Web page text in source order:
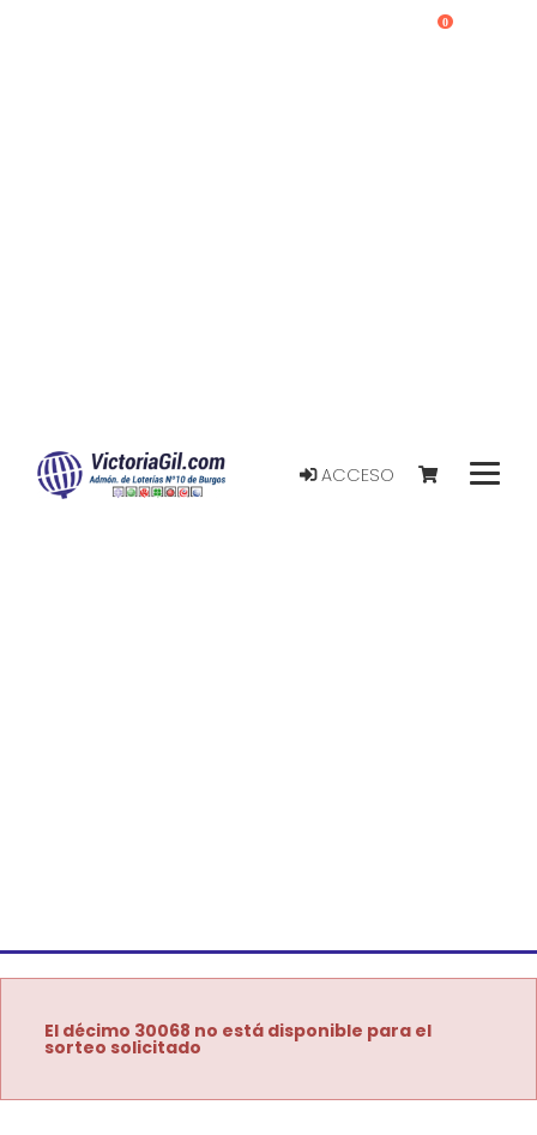
ACCESO
0
El décimo 30068 no está disponible para el
sorteo solicitado